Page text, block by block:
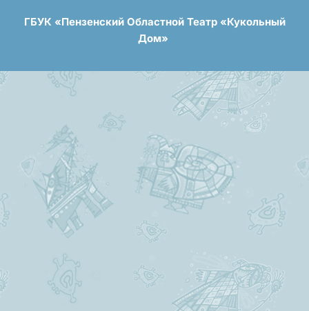
ГБУК «Пензенский Областной Театр «Кукольный
Дом»